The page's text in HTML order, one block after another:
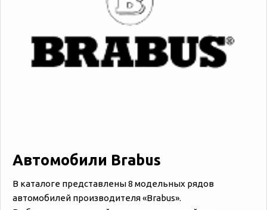
Автомобили Brabus
В каталоге представлены 8 модельных рядов
автомобилей производителя «‎‎Brabus».